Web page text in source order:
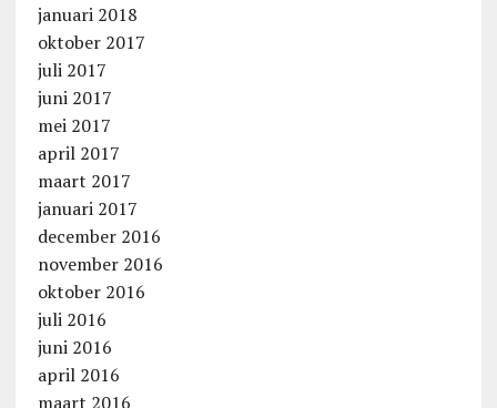
januari 2018
oktober 2017
juli 2017
juni 2017
mei 2017
april 2017
maart 2017
januari 2017
december 2016
november 2016
oktober 2016
juli 2016
juni 2016
april 2016
maart 2016